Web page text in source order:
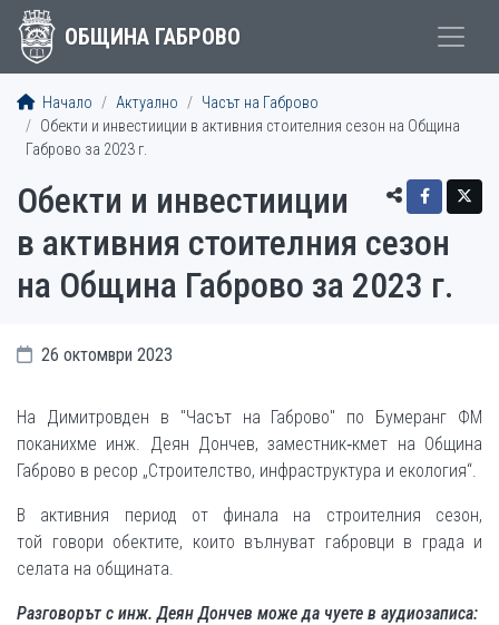
ОБЩИНА ГАБРОВО
Начало Актуално
Часът на Габрово
Обекти и инвестииции в активния стоителния сезон на Община
Габрово за 2023 г.
Обекти и инвестииции
в активния стоителния сезон
на Община Габрово за 2023 г.
26 октомври 2023
На Димитровден в "Часът на Габрово" по Бумеранг ФМ
поканихме инж. Деян Дончев, заместник‐кмет на Община
Габрово в ресор „Строителство, инфраструктура и екология“.
В активния период от финала на строителния сезон,
той говори обектите, които вълнуват габровци в града и
селата на общината.
Разговорът с инж. Деян Дончев може да чуете в аудиозаписа: